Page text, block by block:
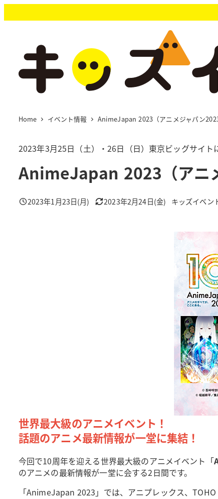
イ
Home イベント情報 AnimeJapan 2023（アニメジャパン2023
2023年3月25日（土）・26日（日）東京ビッグサイト
AnimeJapan 2023（アニ
投稿日
2023年1月23日(月) 更新日
2023年2月24日(金)
著
キッズイベン
世界最大級のアニメイベント！
話題のアニメ最新情報が一堂に集結！
今回で10周年を迎える世界最大級のアニメイベント「
のアニメの最新情報が一堂に会する2日間です。
「AnimeJapan 2023」では、アニプレックス、